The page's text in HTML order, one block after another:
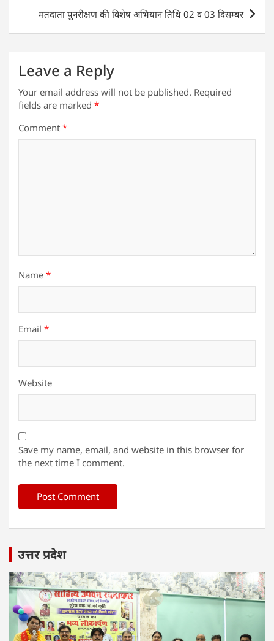
p o
k
मतदाता पुनरीक्षण की विशेष अभियान तिथि 02 व 03 दिसम्बर
Leave a Reply
Your email address will not be published. Required
fields are marked *
Comment *
Name *
Email *
Website
Save my name, email, and website in this browser for
the next time I comment.
उत्तर प्रदेश